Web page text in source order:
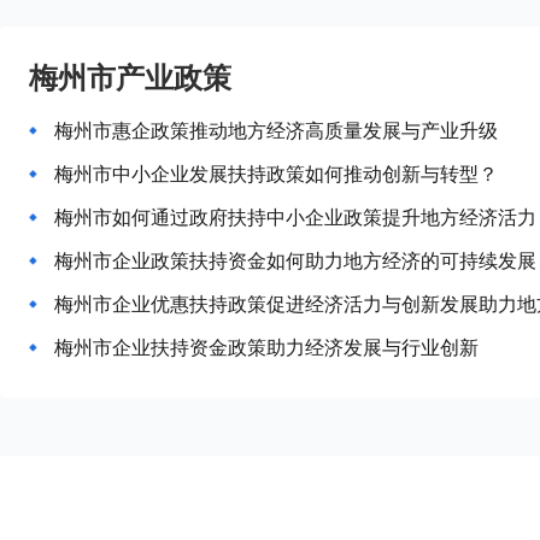
梅州市产业政策
梅州市惠企政策推动地方经济高质量发展与产业升级
梅州市中小企业发展扶持政策如何推动创新与转型？
梅州市如何通过政府扶持中小企业政策提升地方经济活
梅州市企业政策扶持资金如何助力地方经济的可持续发
梅州市企业优惠扶持政策促进经济活力与创新发展助力
梅州市企业扶持资金政策助力经济发展与行业创新